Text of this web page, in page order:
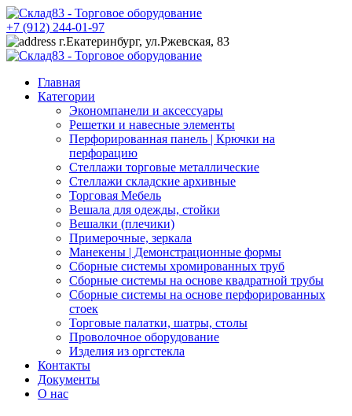
+7 (912) 244-01-97
г.Екатеринбург, ул.Ржевская, 83
Главная
Категории
Экономпанели и аксессуары
Решетки и навесные элементы
Перфорированная панель | Крючки на
перфорацию
Стеллажи торговые металлические
Стеллажи складские архивные
Торговая Мебель
Вешала для одежды, стойки
Вешалки (плечики)
Примерочные, зеркала
Манекены | Демонстрационные формы
Сборные системы хромированных труб
Сборные системы на основе квадратной трубы
Сборные системы на основе перфорированных
стоек
Торговые палатки, шатры, столы
Проволочное оборудование
Изделия из оргстекла
Контакты
Документы
О нас